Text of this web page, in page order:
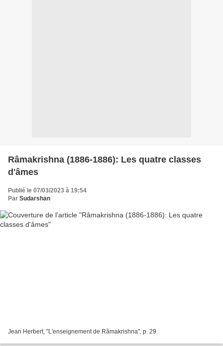
Râmakrishna (1886-1886): Les quatre classes
d'âmes
Publié le 07/03/2023 à 19:54
Par Sudarshan
Jean Herbert, "L'enseignement de Râmakrishna", p. 29.